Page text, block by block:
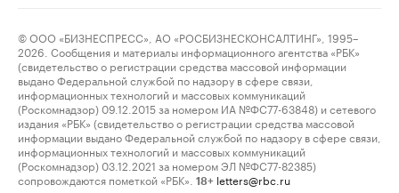
© ООО «БИЗНЕСПРЕСС», АО «РОСБИЗНЕСКОНСАЛТИНГ», 1995–
2026. Сообщения и материалы информационного агентства «РБК»
(свидетельство о регистрации средства массовой информации
выдано Федеральной службой по надзору в сфере связи,
информационных технологий и массовых коммуникаций
(Роскомнадзор) 09.12.2015 за номером ИА №ФС77-63848) и сетевого
издания «РБК» (свидетельство о регистрации средства массовой
информации выдано Федеральной службой по надзору в сфере связи,
информационных технологий и массовых коммуникаций
(Роскомнадзор) 03.12.2021 за номером ЭЛ №ФС77-82385)
сопровождаются пометкой «РБК».
18+ letters@rbc.ru